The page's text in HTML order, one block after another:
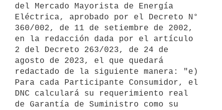
del Mercado Mayorista de Energía
Eléctrica, aprobado por el Decreto N°
360/002, de 11 de setiembre de 2002,
en la redacción dada por el artículo
2 del Decreto 263/023, de 24 de
agosto de 2023, el que quedará
redactado de la siguiente manera: "e)
Para cada Participante Consumidor, el
DNC calculará su requerimiento real
de Garantía de Suministro como su